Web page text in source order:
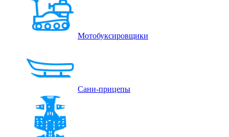
Мотобуксировщики
Сани-прицепы